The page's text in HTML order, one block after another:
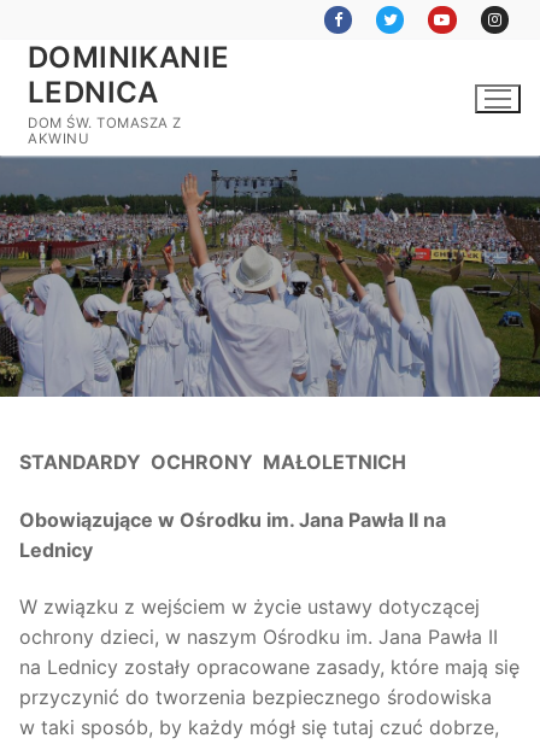
treściDOMINIKANIE
LEDNICA
DOM ŚW. TOMASZA Z
AKWINU
STANDARDY OCHRONY MAŁOLETNICH
Obowiązujące w Ośrodku im. Jana Pawła II na
Lednicy
W związku z wejściem w życie ustawy dotyczącej
ochrony dzieci, w naszym Ośrodku im. Jana Pawła II
na Lednicy zostały opracowane zasady, które mają się
przyczynić do tworzenia bezpiecznego środowiska
w taki sposób, by każdy mógł się tutaj czuć dobrze,